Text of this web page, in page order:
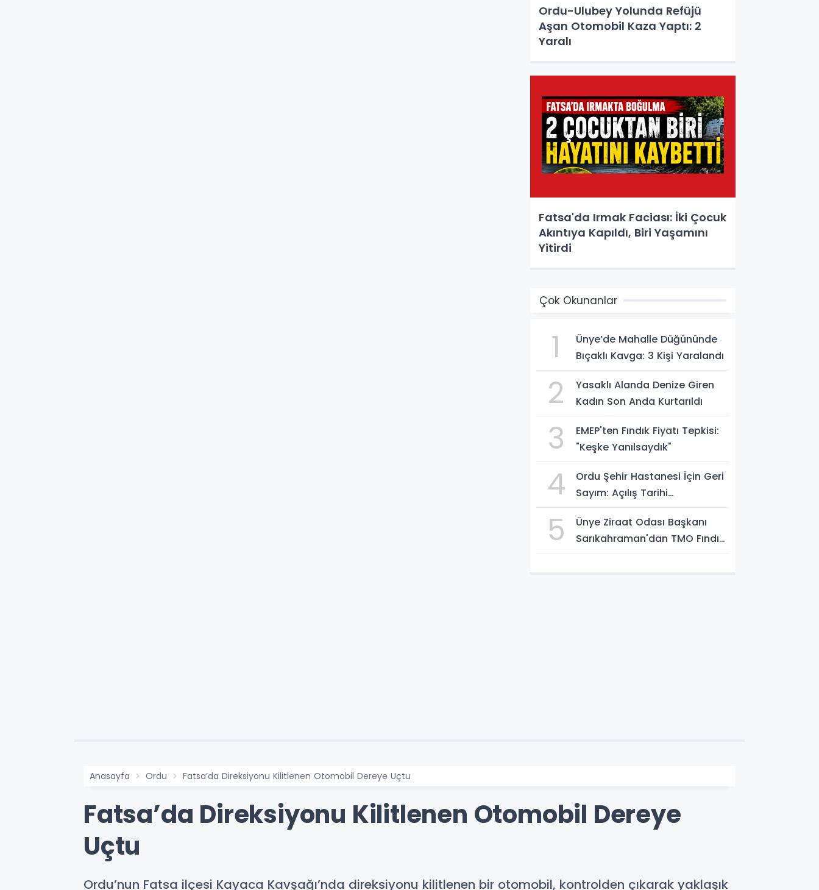
Ordu-Ulubey Yolunda Refüjü
Aşan Otomobil Kaza Yaptı: 2
Yaralı
Fatsa'da Irmak Faciası: İki Çocuk
Akıntıya Kapıldı, Biri Yaşamını
Yitirdi
Çok Okunanlar
1
Ünye’de Mahalle Düğününde
Bıçaklı Kavga: 3 Kişi Yaralandı
2
Yasaklı Alanda Denize Giren
Kadın Son Anda Kurtarıldı
3
EMEP'ten Fındık Fiyatı Tepkisi:
"Keşke Yanılsaydık"
4
Ordu Şehir Hastanesi İçin Geri
Sayım: Açılış Tarihi
5
Ünye Ziraat Odası Başkanı
Sarıkahraman'dan TMO Fındık
Anasayfa Ordu Fatsa’da Direksiyonu Kilitlenen Otomobil Dereye Uçtu
Fatsa’da Direksiyonu Kilitlenen Otomobil Dereye
Uçtu
Ordu’nun Fatsa ilçesi Kayaca Kavşağı’nda direksiyonu kilitlenen bir otomobil, kontrolden çıkarak yaklaşık